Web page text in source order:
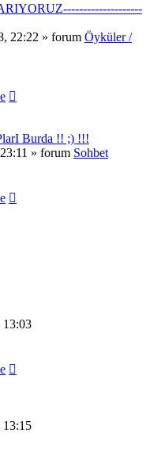
22:22 » forum Öyküler /
Burda !! ;) !!!
» forum Sohbet
13:03
13:15